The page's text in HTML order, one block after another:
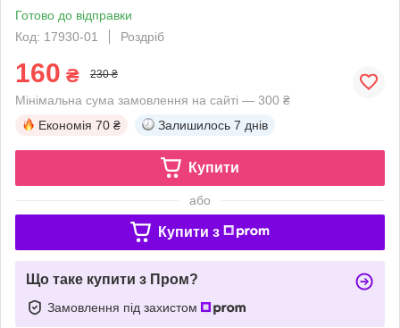
Готово до відправки
Код: 17930-01
Роздріб
160 ₴ 230 ₴
Мінімальна сума замовлення на сайті — 300 ₴
Економія 70 ₴ Залишилось 7 днів
Купити
або
Купити з
Що таке купити з Пром?
Замовлення під захистом